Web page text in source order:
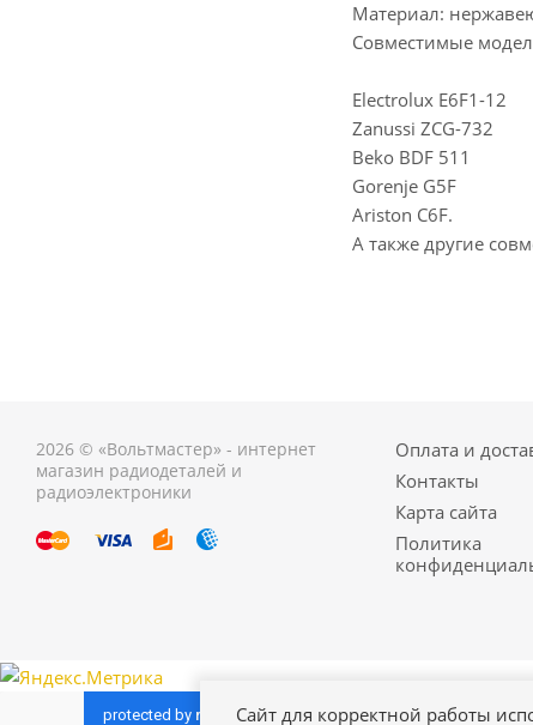
Материал:
Совместимые
Electrolux E6F1-12
Zanussi ZCG-732
Beko BDF 511
Gorenje G5F
Ariston C6F.
А также другие
2026 © «Вольтмастер» - интернет
магазин радиодеталей и
радиоэлектроники
Оплата и
Контакты
Карта сайта
Политика
Сайт для корректной работы